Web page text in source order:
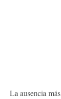
La ausencia